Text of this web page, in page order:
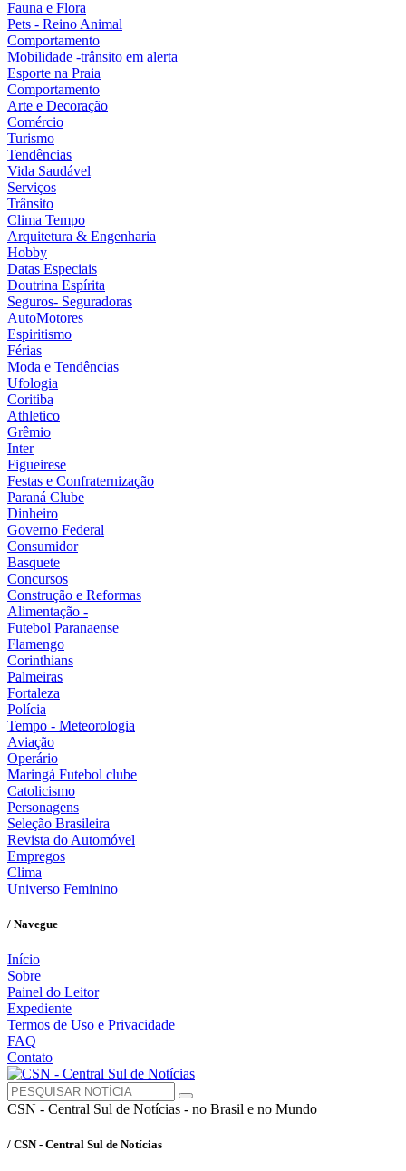
Fauna e Flora
Pets - Reino Animal
Comportamento
Mobilidade -trânsito em alerta
Esporte na Praia
Comportamento
Arte e Decoração
Comércio
Turismo
Tendências
Vida Saudável
Serviços
Trânsito
Clima Tempo
Arquitetura & Engenharia
Hobby
Datas Especiais
Doutrina Espírita
Seguros- Seguradoras
AutoMotores
Espiritismo
Férias
Moda e Tendências
Ufologia
Coritiba
Athletico
Grêmio
Inter
Figueirese
Festas e Confraternização
Paraná Clube
Dinheiro
Governo Federal
Consumidor
Basquete
Concursos
Construção e Reformas
Alimentação -
Futebol Paranaense
Flamengo
Corinthians
Palmeiras
Fortaleza
Polícia
Tempo - Meteorologia
Aviação
Operário
Maringá Futebol clube
Catolicismo
Personagens
Seleção Brasileira
Revista do Automóvel
Empregos
Clima
Universo Feminino
/ Navegue
Início
Sobre
Painel do Leitor
Expediente
Termos de Uso e Privacidade
FAQ
Contato
CSN - Central Sul de Notícias - no Brasil e no Mundo
/ CSN - Central Sul de Notícias